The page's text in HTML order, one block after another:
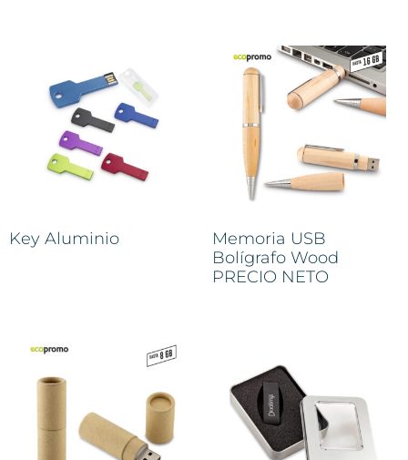
Key Aluminio
Memoria USB
Bolígrafo Wood
PRECIO NETO